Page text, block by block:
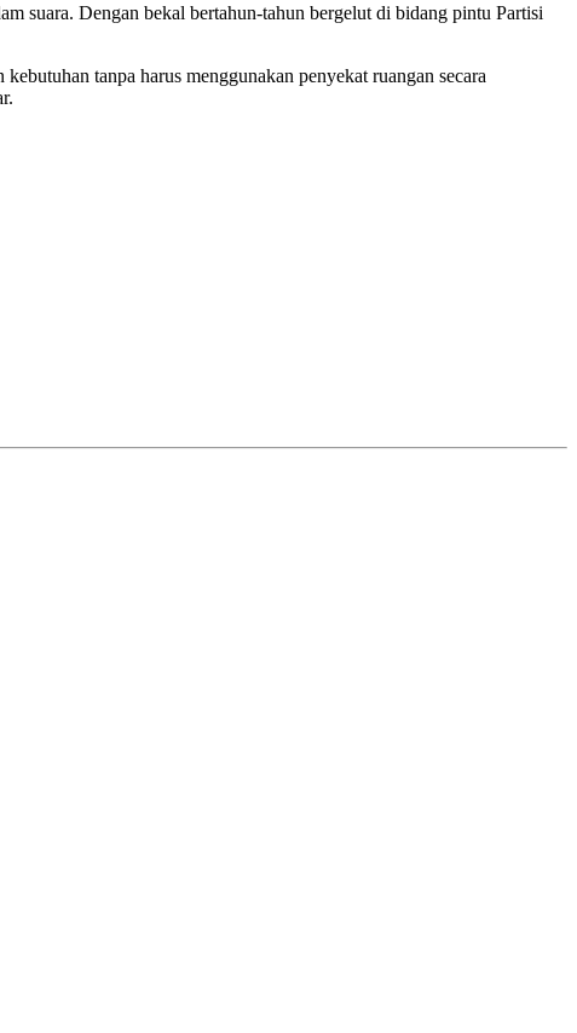
suara. Dengan bekal bertahun-tahun bergelut di bidang pintu Partisi
tanpa harus menggunakan penyekat ruangan secara